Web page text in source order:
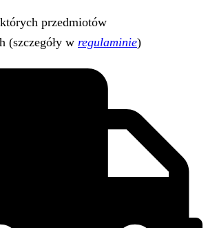
przedmiotów
(szczegóły w regulaminie)